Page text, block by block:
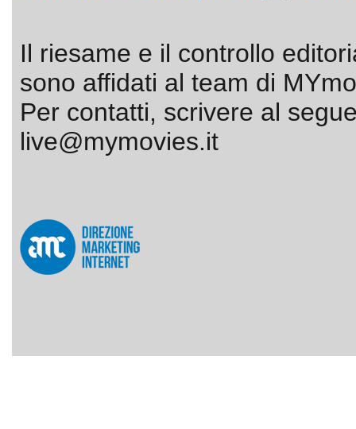
Il riesame e il controllo
sono affidati al team di
Per contatti, scrivere al
live@mymovies.it